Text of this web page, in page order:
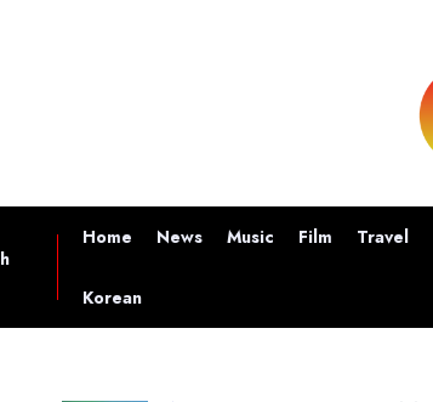
Home News Music Film Travel
Korean